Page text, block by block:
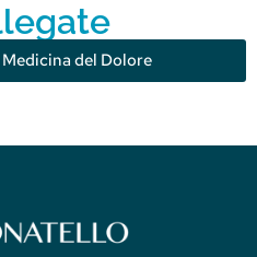
del Dolore